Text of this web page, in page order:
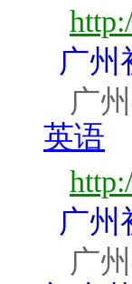
广州
广
英语
广州
广